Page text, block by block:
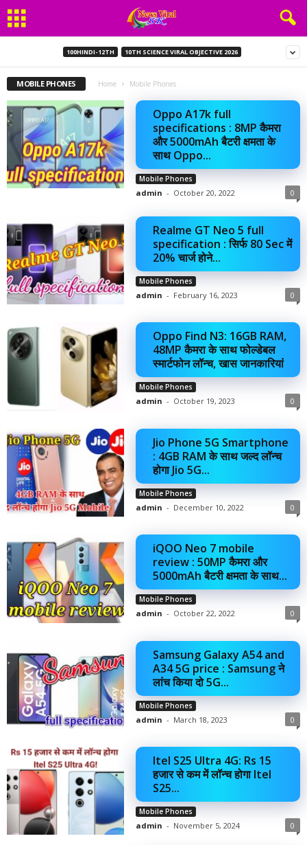
100HINDI-12TH 10TH SCIENCE VIRAL OBJECTIVE 2026
MOBILE PHONES Home Mobile Phones
Oppo A17k full
specifications : 8MP कैमरा
और 5000mAh बैटरी क्षमता के
साथ Oppo...
Mobile Phones
admin - October 20, 2022 0
Realme GT Neo 5 full
specification : सिर्फ 80 Sec में
20% चार्ज होने...
Mobile Phones
admin - February 16, 2023 0
Oppo Find N3: 16GB RAM,
48MP कैमरा के साथ फोल्डेबल
स्मार्टफोन लॉन्च, खास जानकारियां
Mobile Phones
admin - October 19, 2023 0
Jio Phone 5G Smartphone
: 4GB RAM के साथ जल्द लॉन्च
होगा Jio 5G...
Mobile Phones
admin - December 10, 2022 0
iQOO Neo 7 mobile
review : 50MP कैमरा और
5000mAh बैटरी क्षमता के साथ...
Mobile Phones
admin - October 22, 2022 0
Samsung Galaxy A54 and
A34 5G price : Samsung ने
लांच किया दो 5G...
Mobile Phones
admin - March 18, 2023 0
Itel S25 Ultra 4G: Rs 15
हजार से कम में लॉन्‍च होगा Itel
S25...
Mobile Phones
admin - November 5, 2024 0